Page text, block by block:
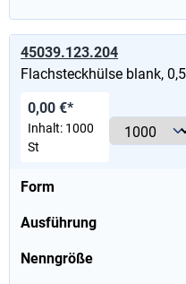
45039.123.204
Flachsteckhülse blank,
Form
Ausführung
Nenngröße
0,00 €*
Inhalt: 1000
St